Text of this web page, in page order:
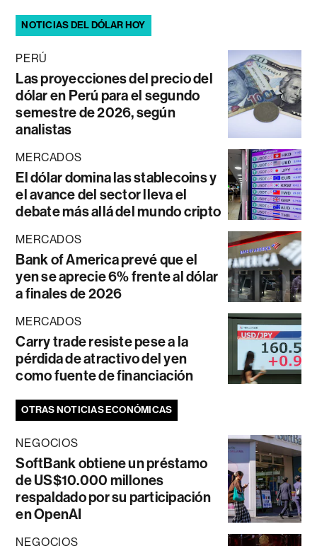
NOTICIAS DEL DÓLAR HOY
PERÚ
Las proyecciones del precio del
dólar en Perú para el segundo
semestre de 2026, según
analistas
MERCADOS
El dólar domina las stablecoins y
el avance del sector lleva el
debate más allá del mundo cripto
MERCADOS
Bank of America prevé que el
yen se aprecie 6% frente al dólar
a finales de 2026
MERCADOS
Carry trade resiste pese a la
pérdida de atractivo del yen
como fuente de financiación
OTRAS NOTICIAS ECONÓMICAS
NEGOCIOS
SoftBank obtiene un préstamo
de US$10.000 millones
respaldado por su participación
en OpenAI
NEGOCIOS